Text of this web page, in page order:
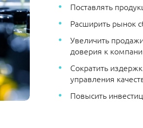
Поставлять
Расширить рынок
Увеличить
доверия к
Сократить
управления
Повысить